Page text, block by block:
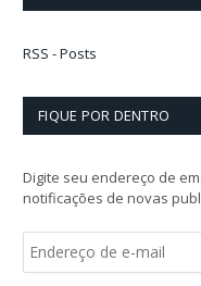
RSS - Posts
FIQUE POR DENTRO
Digite seu endereço de
notificações de novas